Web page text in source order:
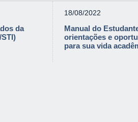
da
18/08/2022
Manual do
orientações e
para sua vida